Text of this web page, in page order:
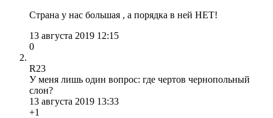
Страна у нас большая , а порядка в ней НЕТ!
13 августа 2019 12:15
0
R23
У меня лишь один вопрос: где чертов чернопольный
слон?
13 августа 2019 13:33
+1